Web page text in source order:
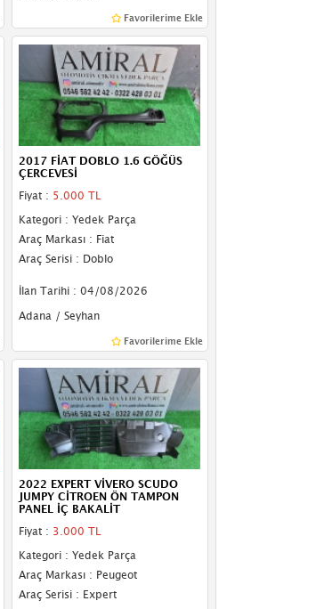
Favorilerime Ekle
2017 FİAT DOBLO 1.6 GÖĞÜS
ÇERCEVESİ
Fiyat : 5.000 TL
Kategori : Yedek Parça
Araç Markası : Fiat
Araç Serisi : Doblo
İlan Tarihi : 04/08/2026
Adana / Seyhan
Favorilerime Ekle
2022 EXPERT VİVERO SCUDO
JUMPY CİTROEN ÖN TAMPON
PANEL İÇ BAKALİT
Fiyat : 3.000 TL
Kategori : Yedek Parça
Araç Markası : Peugeot
Araç Serisi : Expert